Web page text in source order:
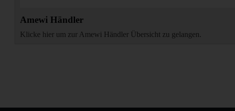
Amewi Händler
Klicke hier um zur Amewi Händler Übersicht zu gelangen.